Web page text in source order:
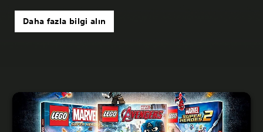
Daha fazla bilgi alın